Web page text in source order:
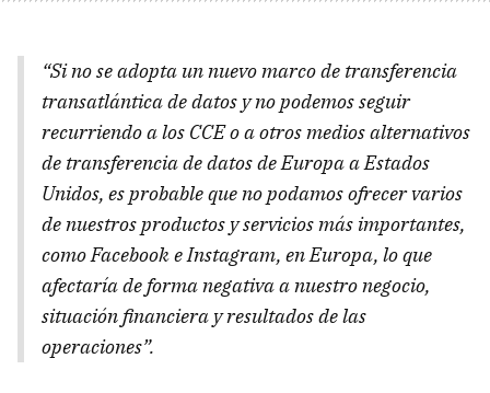
“Si no se adopta un nuevo marco de transferencia
transatlántica de datos y no podemos seguir
recurriendo a los CCE o a otros medios alternativos
de transferencia de datos de Europa a Estados
Unidos, es probable que no podamos ofrecer varios
de nuestros productos y servicios más importantes,
como Facebook e Instagram, en Europa, lo que
afectaría de forma negativa a nuestro negocio,
situación financiera y resultados de las
operaciones”.